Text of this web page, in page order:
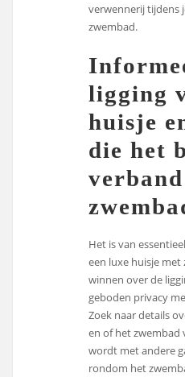
verwennerij tijdens
zwembad.
ligging
huisje
die het
Het is van
een luxe huisje
winnen over de
geboden privacy
Zoek naar details
en of het zwembad
wordt met andere
rondom het